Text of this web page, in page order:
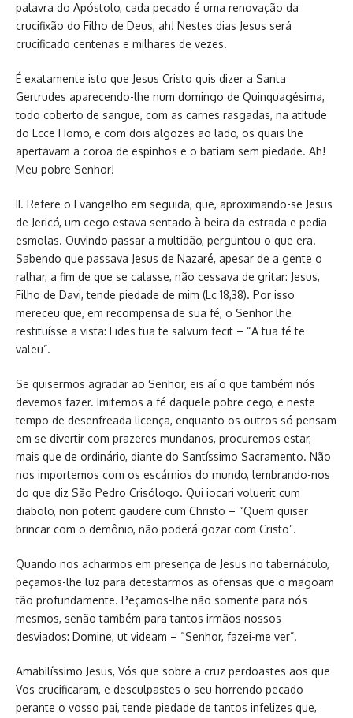
palavra do Apóstolo, cada pecado é uma renovação da
crucifixão do Filho de Deus, ah! Nestes dias Jesus será
crucificado centenas e milhares de vezes.
É exatamente isto que Jesus Cristo quis dizer a Santa
Gertrudes aparecendo-lhe num domingo de Quinquagésima,
todo coberto de sangue, com as carnes rasgadas, na atitude
do Ecce Homo, e com dois algozes ao lado, os quais lhe
apertavam a coroa de espinhos e o batiam sem piedade. Ah!
Meu pobre Senhor!
II. Refere o Evangelho em seguida, que, aproximando-se Jesus
de Jericó, um cego estava sentado à beira da estrada e pedia
esmolas. Ouvindo passar a multidão, perguntou o que era.
Sabendo que passava Jesus de Nazaré, apesar de a gente o
ralhar, a fim de que se calasse, não cessava de gritar: Jesus,
Filho de Davi, tende piedade de mim (Lc 18,38). Por isso
mereceu que, em recompensa de sua fé, o Senhor lhe
restituísse a vista: Fides tua te salvum fecit – “A tua fé te
valeu”.
Se quisermos agradar ao Senhor, eis aí o que também nós
devemos fazer. Imitemos a fé daquele pobre cego, e neste
tempo de desenfreada licença, enquanto os outros só pensam
em se divertir com prazeres mundanos, procuremos estar,
mais que de ordinário, diante do Santíssimo Sacramento. Não
nos importemos com os escárnios do mundo, lembrando-nos
do que diz São Pedro Crisólogo. Qui iocari voluerit cum
diabolo, non poterit gaudere cum Christo – “Quem quiser
brincar com o demônio, não poderá gozar com Cristo”.
Quando nos acharmos em presença de Jesus no tabernáculo,
peçamos-lhe luz para detestarmos as ofensas que o magoam
tão profundamente. Peçamos-lhe não somente para nós
mesmos, senão também para tantos irmãos nossos
desviados: Domine, ut videam – “Senhor, fazei-me ver”.
Amabilíssimo Jesus, Vós que sobre a cruz perdoastes aos que
Vos crucificaram, e desculpastes o seu horrendo pecado
perante o vosso pai, tende piedade de tantos infelizes que,